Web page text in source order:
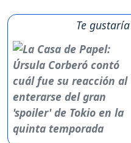
Te